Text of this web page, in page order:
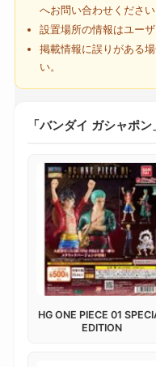
へお問い合わせください
設置場所の情報はユー
掲載情報に誤りがある場
い。
「バンダイ ガシャポ
HG ONE PIECE 01
EDITION